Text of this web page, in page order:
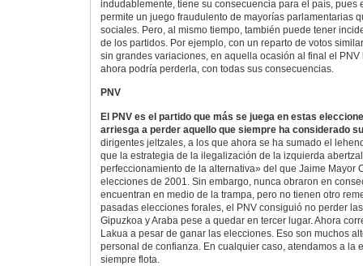
indudablemente, tiene su consecuencia para el país, pues
permite un juego fraudulento de mayorías parlamentarias
sociales. Pero, al mismo tiempo, también puede tener
de los partidos. Por ejemplo, con un reparto de votos
sin grandes variaciones, en aquella ocasión al final el
ahora podría perderla, con todas sus consecuencias.
PNV
El PNV es el partido que más se juega en estas
arriesga a perder aquello que siempre ha considerado
dirigentes jeltzales, a los que ahora se ha sumado el
que la estrategia de la ilegalización de la izquierda
perfeccionamiento de la alternativa» del que Jaime Mayor
elecciones de 2001. Sin embargo, nunca obraron en
encuentran en medio de la trampa, pero no tienen otro
pasadas elecciones forales, el PNV consiguió no perder
Gipuzkoa y Araba pese a quedar en tercer lugar. Ahora
Lakua a pesar de ganar las elecciones. Eso son muchos
personal de confianza. En cualquier caso, atendamos a la
siempre flota.